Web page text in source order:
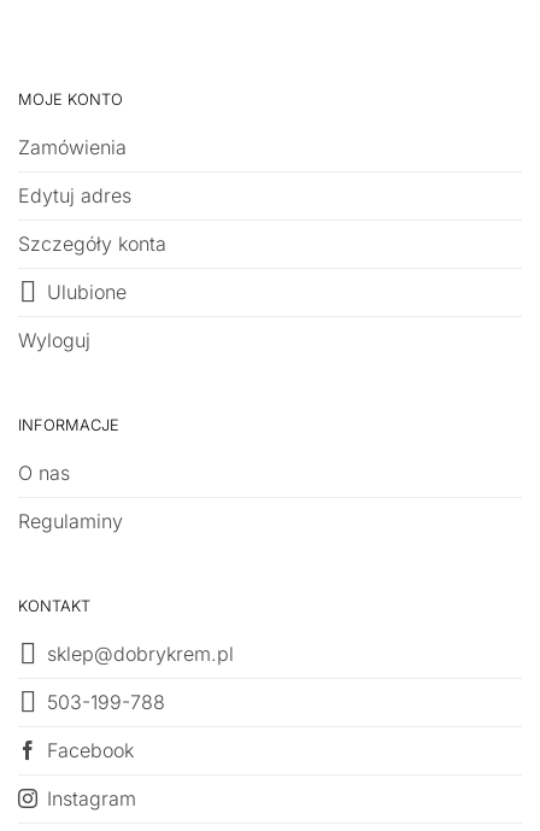
MOJE KONTO
Zamówienia
Edytuj adres
Szczegóły konta
Ulubione
Wyloguj
INFORMACJE
O nas
Regulaminy
KONTAKT
sklep@dobrykrem.pl
503-199-788
Facebook
Instagram